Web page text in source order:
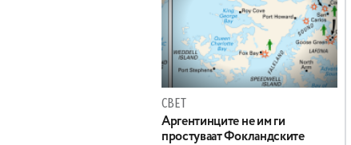
СВЕТ
Аргентинците не им ги
простуваат Фокландските